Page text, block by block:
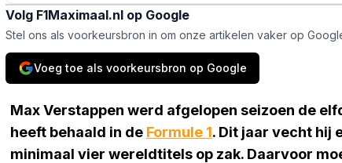
Volg F1Maximaal.nl op Google
Stel ons als voorkeursbron in om onze artikelen vaker op
Voeg toe als voorkeursbron op Google
Max Verstappen werd afgelopen seizoen de
heeft behaald in de Formule 1. Dit jaar vecht hij
minimaal vier wereldtitels op zak. Daarvoor